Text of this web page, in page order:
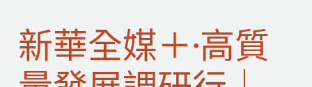
新華全媒＋·高質